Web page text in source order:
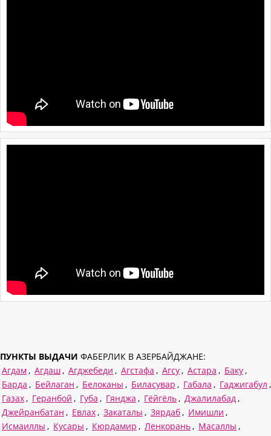
ПУНКТЫ ВЫДАЧИ ФАБЕРЛИК В АЗЕРБАЙДЖАНЕ:
Агдам , Агдаш , Агджебеди , Агстафа , Агсу , Астара , Баку ,
Барда , Бейлаган , Белоканы , Биласувар , Габала , Гаджигабул ,
Газах , Геранбой , Губа , Гянджа , Гёйгёль , Джалилабад ,
Джейранбатан , Евлах , Закаталы , Зярдаб , Имишли ,
Исмаиллы , Кусары , Кюрдамир , Ленкорань , Масаллы ,